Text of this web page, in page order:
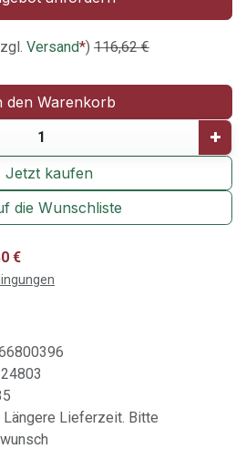
Versand*) 116,62€
den Warenkorb
Jetzt kaufen
die Wunschliste
€
Längere Lieferzeit. Bitte